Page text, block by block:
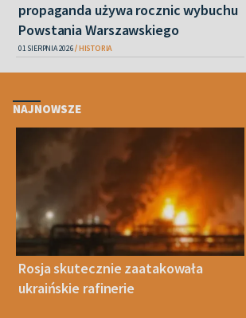
propaganda używa rocznic wybuchu
Powstania Warszawskiego
01 SIERPNIA 2026 HISTORIA
NAJNOWSZE
Rosja skutecznie zaatakowała
ukraińskie rafinerie